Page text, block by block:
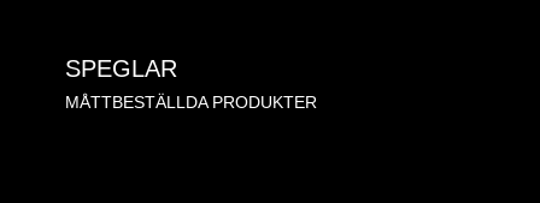
SPEGLAR
MÅTTBESTÄLLDA PRODUKTER